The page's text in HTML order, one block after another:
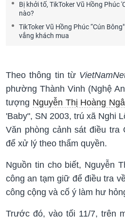
Bị khởi tố, TikToker Vũ Hồng Phúc
nào?
TikToker Vũ Hồng Phúc “Cún
vắng khách mua
Theo thông tin từ
phường Thành Vinh (Nghệ
tượng Nguyễn Thị Hoàng
'Baby", SN 2003, trú xã Nghi
Văn phòng cảnh sát điều tra
để xử lý theo thẩm quyền.
Nguồn tin cho biết, Nguyễn
công an tạm giữ để điều tra
công cộng và cố ý làm hư
Trước đó, vào tối 11/7, trên